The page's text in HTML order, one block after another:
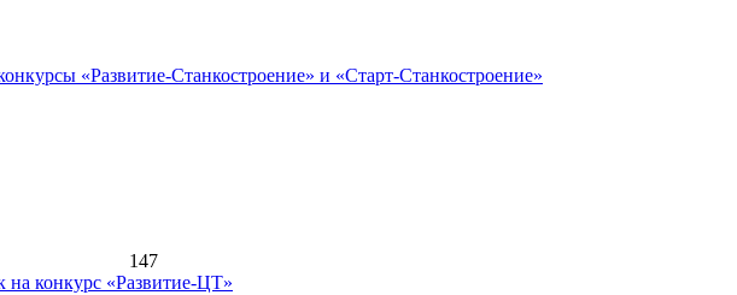
«Развитие-Станкостроение» и «Старт-Станкостроение»
147
на конкурс «Развитие-ЦТ»